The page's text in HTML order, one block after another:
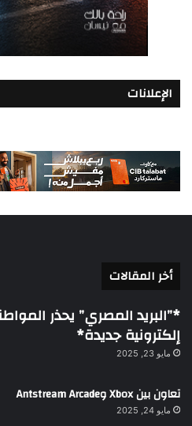
الإعلانات
أخر المقالات
*”البريد المصري” يحذر
إلكترونية جديدة*
مايو 23, 2025
تعاون بين Xbox وAntstream Arcade
مايو 24, 2025